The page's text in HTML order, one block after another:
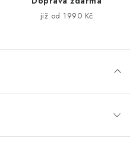
již od 1990 Kč